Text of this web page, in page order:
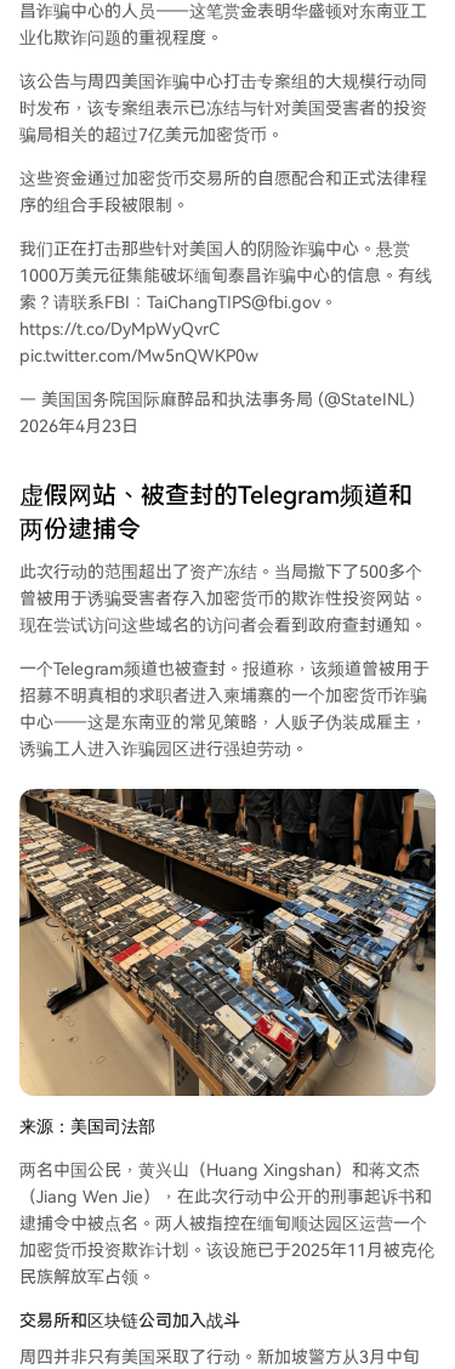
昌诈骗中心的人员——这笔赏金表明华盛顿对东南亚工
业化欺诈问题的重视程度。
该公告与周四美国诈骗中心打击专案组的大规模行动同
时发布，该专案组表示已冻结与针对美国受害者的投资
骗局相关的超过7亿美元加密货币。
这些资金通过加密货币交易所的自愿配合和正式法律程
序的组合手段被限制。
我们正在打击那些针对美国人的阴险诈骗中心。悬赏
1000万美元征集能破坏缅甸泰昌诈骗中心的信息。有线
索？请联系FBI：TaiChangTIPS@fbi.gov。
https://t.co/DyMpWyQvrC
pic.twitter.com/Mw5nQWKP0w
— 美国国务院国际麻醉品和执法事务局 (@StateINL)
2026年4月23日
虚假网站、被查封的Telegram频道和
两份逮捕令
此次行动的范围超出了资产冻结。当局撤下了500多个
曾被用于诱骗受害者存入加密货币的欺诈性投资网站。
现在尝试访问这些域名的访问者会看到政府查封通知。
一个Telegram频道也被查封。报道称，该频道曾被用于
招募不明真相的求职者进入柬埔寨的一个加密货币诈骗
中心——这是东南亚的常见策略，人贩子伪装成雇主，
诱骗工人进入诈骗园区进行强迫劳动。
来源：美国司法部
两名中国公民，黄兴山（Huang Xingshan）和蒋文杰
（Jiang Wen Jie），在此次行动中公开的刑事起诉书和
逮捕令中被点名。两人被指控在缅甸顺达园区运营一个
加密货币投资欺诈计划。该设施已于2025年11月被克伦
民族解放军占领。
交易所和区块链公司加入战斗
周四并非只有美国采取了行动。新加坡警方从3月中旬